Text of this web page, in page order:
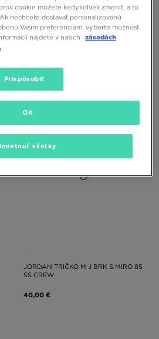
ONLY AT
ADIDAS MIKINA S KAPUCŇOU CS
JORDAN TRIČKO M J BRK S MIRO 85
SS CREW
40,00 €
cookie môžete kedykoľvek zmeniť, a to
nechcete dostávať personalizovanú
Vašim preferenciám, vyberte možnosť
nájdete v našich
zásadách
Prispôsobiť
všetky
OK